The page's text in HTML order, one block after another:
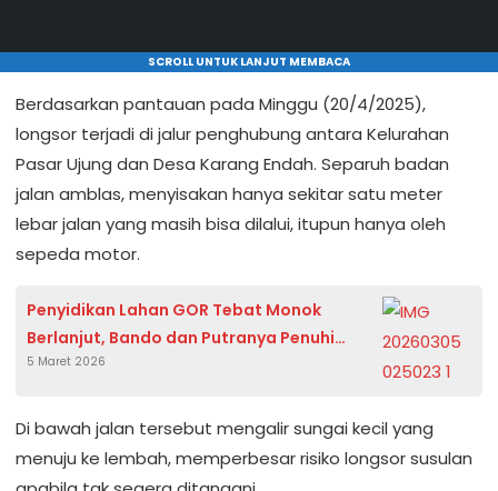
SCROLL UNTUK LANJUT MEMBACA
Berdasarkan pantauan pada Minggu (20/4/2025),
longsor terjadi di jalur penghubung antara Kelurahan
Pasar Ujung dan Desa Karang Endah. Separuh badan
jalan amblas, menyisakan hanya sekitar satu meter
lebar jalan yang masih bisa dilalui, itupun hanya oleh
sepeda motor.
Penyidikan Lahan GOR Tebat Monok
Berlanjut, Bando dan Putranya Penuhi
Panggilan Kejari Kepahiang
5 Maret 2026
Di bawah jalan tersebut mengalir sungai kecil yang
menuju ke lembah, memperbesar risiko longsor susulan